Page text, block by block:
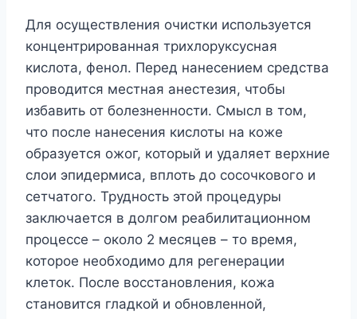
Для осуществления очистки используется
концентрированная трихлоруксусная
кислота, фенол. Перед нанесением средства
проводится местная анестезия, чтобы
избавить от болезненности. Смысл в том,
что после нанесения кислоты на коже
образуется ожог, который и удаляет верхние
слои эпидермиса, вплоть до сосочкового и
сетчатого. Трудность этой процедуры
заключается в долгом реабилитационном
процессе – около 2 месяцев – то время,
которое необходимо для регенерации
клеток. После восстановления, кожа
становится гладкой и обновленной,